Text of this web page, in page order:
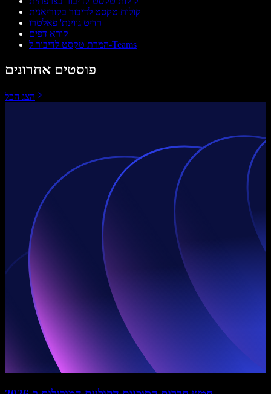
קולות טקסט לדיבור בקוריאנית
רדיט גווינת' פאלטרו
קורא דפים
המרת טקסט לדיבור ל-Teams
פוסטים אחרונים
הצג הכל